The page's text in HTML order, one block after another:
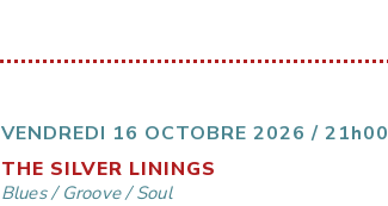
VENDREDI 16 OCTOBRE 2026 / 21h00
THE SILVER LININGS
Blues/ Groove/Soul